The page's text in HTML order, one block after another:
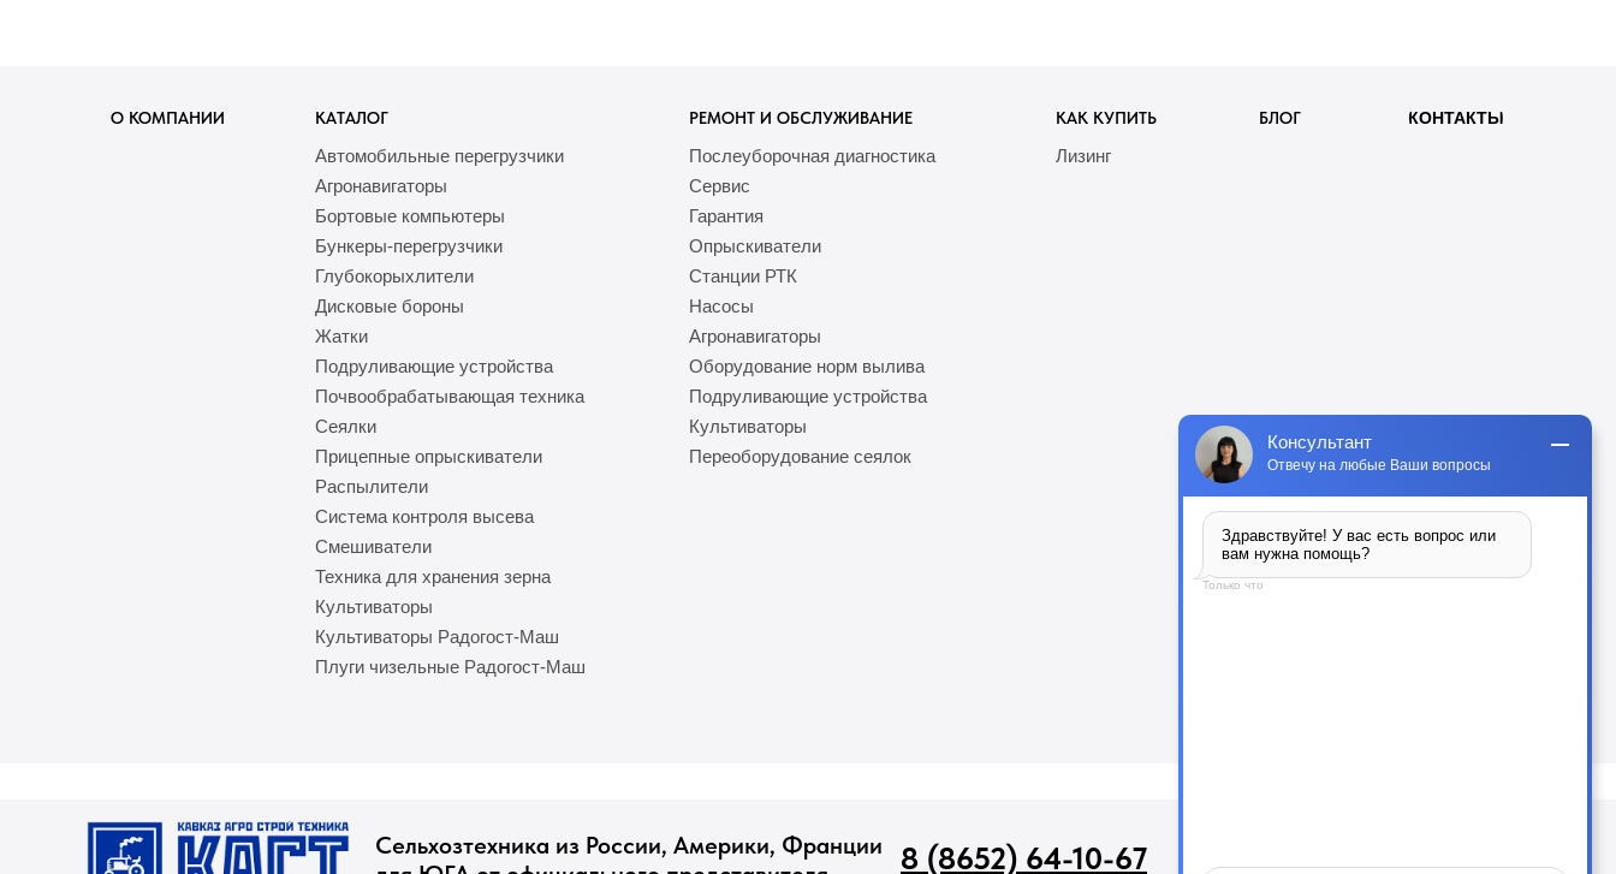
О КОМПАНИИ КАТАЛОГ КОНТАКТЫ
РЕМОНТ И ОБСЛУЖИВАНИЕ КАК КУПИТЬ БЛОГ
Автомобильные перегрузчики
Агронавигаторы
Бортовые компьютеры
Бункеры-перегрузчики
Глубокорыхлители
Дисковые бороны
Жатки
Подруливающие устройства
Почвообрабатывающая техника
Прицепные опрыскиватели
Распылители
Система контроля высева
Смешиватели
Техника для хранения зерна
Культиваторы
Культиваторы Радогост-Маш
Плуги чизельные Радогост-Маш
Послеуборочная диагностика
Сервис
Гарантия
Опрыскиватели
Станции РТК
Насосы
Агронавигаторы
Оборудование норм вылива
Подруливающие устройства
Культиваторы
Переоборудование сеялок
Лизинг
Сеялки
Сельхозтехника из России, Америки, Франции
8 (8652) 64-10-67
Консультант
Отвечу на любые Ваши вопросы
Здравствуйте! У вас есть вопрос или
вам нужна помощь?
Только что